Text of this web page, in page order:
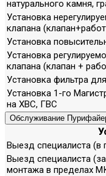
натурального камня,
Установка
клапана
Установка
Установка
клапана (клапан +
Установка фильтра
Установка 1-го
на ХВС, ГВС
Обслуживание
Выезд специалиста
Выезд специалиста
монтажа в пределах